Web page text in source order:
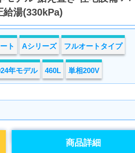
給湯(330kPa)
ト Aシリーズ フルオートタイプ
年モデル 460L 単相200V
商品詳細